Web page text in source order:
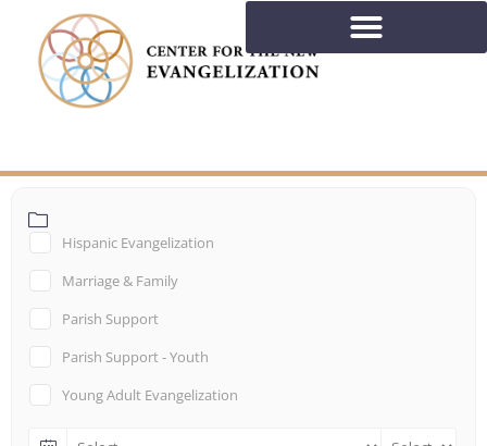
Hispanic Evangelization
Marriage & Family
Parish Support
Parish Support - Youth
Young Adult Evangelization